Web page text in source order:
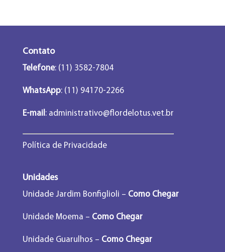
Contato
Telefone: (11) 3582-7804
WhatsApp: (11) 94170-2266
E-mail :administrativo@flordelotus.vet.br
Política de Privacidade
Unidades
Unidade Jardim Bonfiglioli – Como Chegar
Unidade Moema – Como Chegar
Unidade Guarulhos – Como Chegar